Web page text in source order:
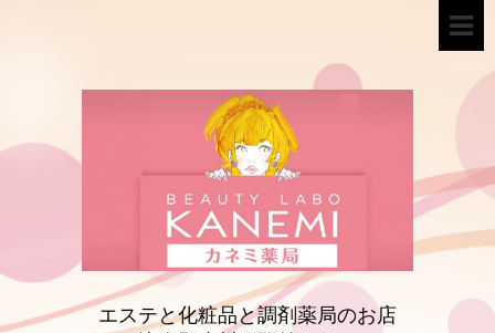
エステと化粧品と調剤薬局のお店